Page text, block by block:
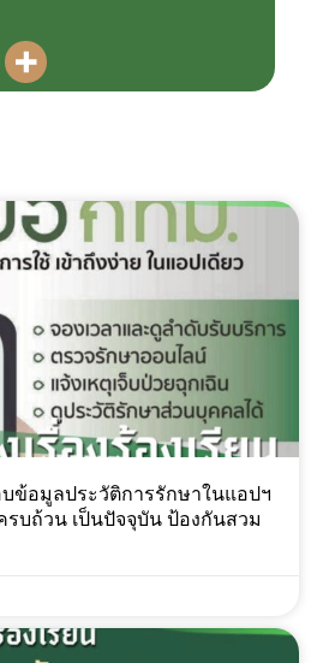
ข้อมูลประวัติการรักษาในแอปฯ
รบถ้วน เป็นปัจจุบัน ป้องกันสวม